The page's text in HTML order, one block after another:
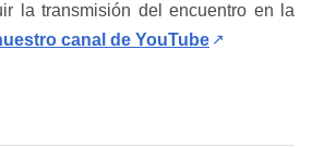
la transmisión del encuentro en la
canal de YouTube ↗